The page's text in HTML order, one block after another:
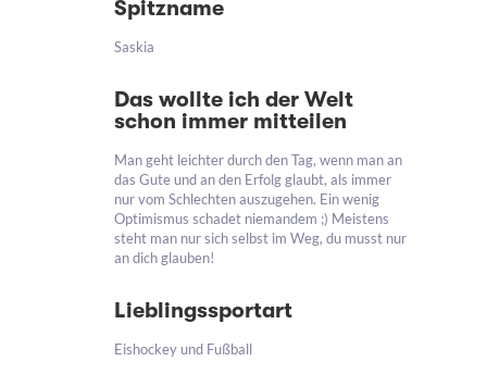
Spitzname
Saskia
Das wollte ich der Welt
schon immer mitteilen
Man geht leichter durch den Tag, wenn man an
das Gute und an den Erfolg glaubt, als immer
nur vom Schlechten auszugehen. Ein wenig
Optimismus schadet niemandem ;) Meistens
steht man nur sich selbst im Weg, du musst nur
an dich glauben!
Lieblingssportart
Eishockey und Fußball